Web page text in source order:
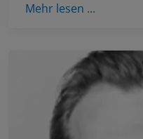
Mehr lesen ...